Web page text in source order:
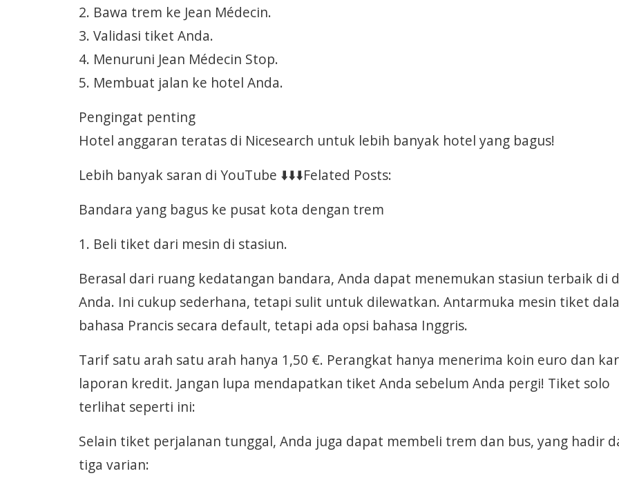
2. Bawa trem ke Jean Médecin.
3. Validasi tiket Anda.
4. Menuruni Jean Médecin Stop.
5. Membuat jalan ke hotel Anda.
Pengingat penting
Hotel anggaran teratas di Nicesearch untuk lebih banyak hotel yang bagus!
Lebih banyak saran di YouTube ⬇️⬇️⬇️Felated Posts:
Bandara yang bagus ke pusat kota dengan trem
1. Beli tiket dari mesin di stasiun.
Berasal dari ruang kedatangan bandara, Anda dapat menemukan stasiun terbaik di
Anda. Ini cukup sederhana, tetapi sulit untuk dilewatkan. Antarmuka mesin tiket
bahasa Prancis secara default, tetapi ada opsi bahasa Inggris.
Tarif satu arah satu arah hanya 1,50 €. Perangkat hanya menerima koin euro dan
laporan kredit. Jangan lupa mendapatkan tiket Anda sebelum Anda pergi! Tiket solo
terlihat seperti ini:
Selain tiket perjalanan tunggal, Anda juga dapat membeli trem dan bus, yang hadir
tiga varian: